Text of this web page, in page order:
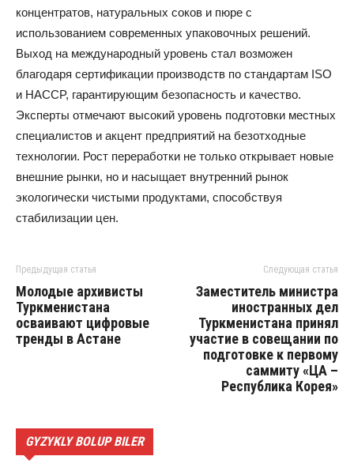
концентратов, натуральных соков и пюре с
использованием современных упаковочных решений.
Выход на международный уровень стал возможен
благодаря сертификации производств по стандартам ISO
и HACCP, гарантирующим безопасность и качество.
Эксперты отмечают высокий уровень подготовки местных
специалистов и акцент предприятий на безотходные
технологии. Рост переработки не только открывает новые
внешние рынки, но и насыщает внутренний рынок
экологически чистыми продуктами, способствуя
стабилизации цен.
Предыдущая статья
Молодые архивисты
Туркменистана
осваивают цифровые
тренды в Астане
Следующая статья
Заместитель министра
иностранных дел
Туркменистана принял
участие в совещании по
подготовке к первому
саммиту «ЦА –
Республика Корея»
GYZYKLY BOLUP BILER